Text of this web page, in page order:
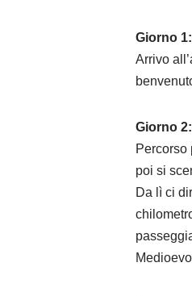
Giorno
Arrivo
Giorno
Percorso
poi si
Da lì ci